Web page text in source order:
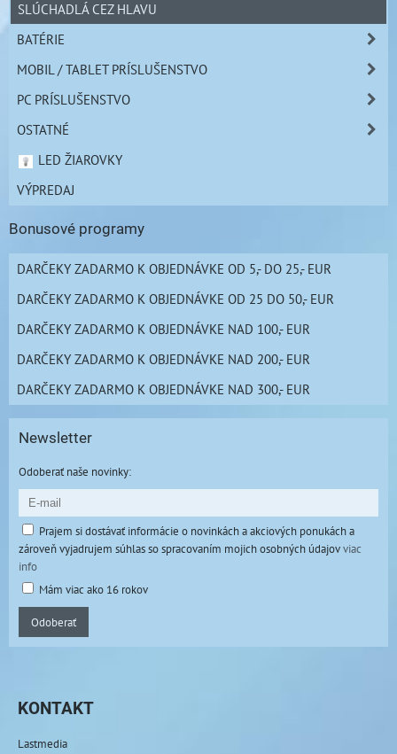
SLÚCHADLÁ CEZ HLAVU
BATÉRIE
MOBIL / TABLET PRÍSLUŠENSTVO
PC PRÍSLUŠENSTVO
OSTATNÉ
LED ŽIAROVKY
VÝPREDAJ
Bonusové programy
DARČEKY ZADARMO K OBJEDNÁVKE OD 5,- DO 25,- EUR
DARČEKY ZADARMO K OBJEDNÁVKE OD 25 DO 50,- EUR
DARČEKY ZADARMO K OBJEDNÁVKE NAD 100,- EUR
DARČEKY ZADARMO K OBJEDNÁVKE NAD 200,- EUR
DARČEKY ZADARMO K OBJEDNÁVKE NAD 300,- EUR
Newsletter
Odoberať naše novinky:
Prajem si dostávať informácie o novinkách a akciových ponukách a
zároveň vyjadrujem súhlas so spracovaním mojich osobných údajovviac
info
Mám viac ako 16 rokov
Odoberať
KONTAKT
Lastmedia